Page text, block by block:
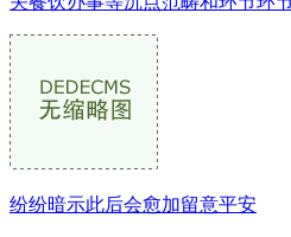
纷纷暗示此后会愈加留意平安